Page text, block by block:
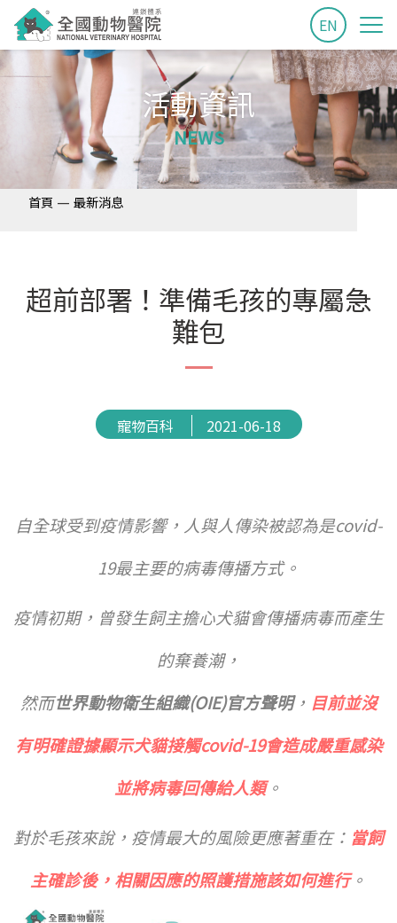
EN
活動資訊
NEWS
首頁 — 最新消息
超前部署！準備毛孩的專屬急
難包
寵物百科 2021-06-18
自全球受到疫情影響，人與人傳染被認為是covid-
19最主要的病毒傳播方式。
疫情初期，曾發生飼主擔心犬貓會傳播病毒而產生
的棄養潮，
然而世界動物衛生組織(OIE)官方聲明， 目前並沒
有明確證據顯示犬貓接觸covid-19會造成嚴重感染
並將病毒回傳給人類。
對於毛孩來說，疫情最大的風險更應著重在： 當飼
主確診後，相關因應的照護措施該如何進行。